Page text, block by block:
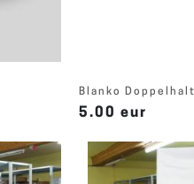
Blanko
5.00 eur